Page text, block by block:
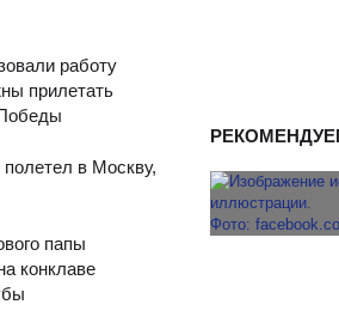
работу
прилетать
в Москву,
папы
конклаве